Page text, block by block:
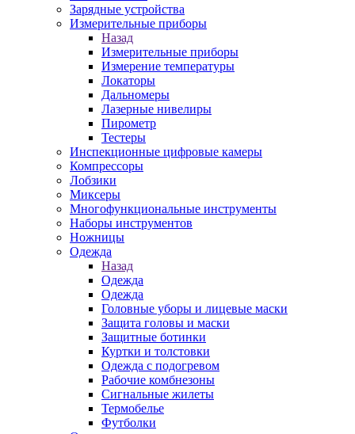
Зарядные устройства
Измерительные приборы
Назад
Измерительные приборы
Измерение температуры
Локаторы
Дальномеры
Лазерные нивелиры
Пирометр
Тестеры
Инспекционные цифровые камеры
Компрессоры
Лобзики
Миксеры
Многофункциональные инструменты
Наборы инструментов
Ножницы
Одежда
Назад
Одежда
Одежда
Головные уборы и лицевые маски
Защита головы и маски
Защитные ботинки
Куртки и толстовки
Одежда с подогревом
Рабочие комбнезоны
Сигнальные жилеты
Термобелье
Футболки